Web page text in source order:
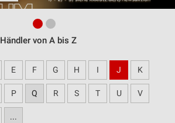
Händler von A bis Z
E F G H I J K
P Q R S T U V
...